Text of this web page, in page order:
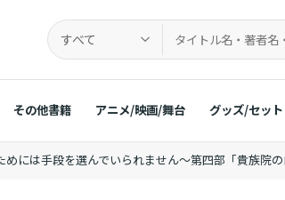
すべて
その他書籍 アニメ/映画/舞台 グッズ/セット
には手段を選んでいられません～第四部「貴族院の